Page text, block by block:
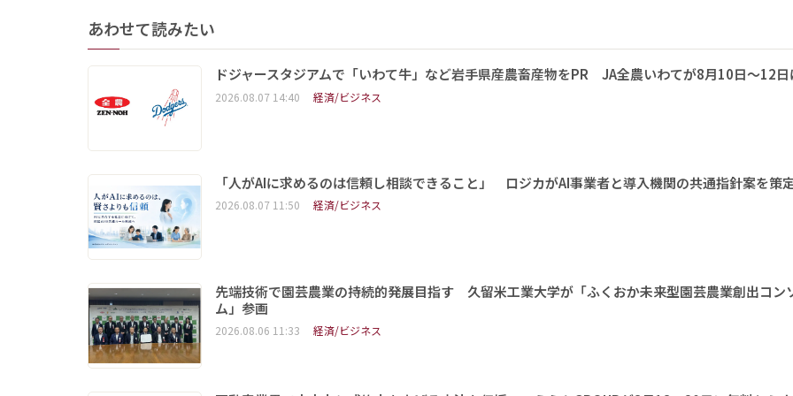
あわせて読みたい
ドジャースタジアムで「いわて牛」など岩手県産農畜産物をPR JA全農いわてが8月10日～12日
2026.08.07 14:40 経済/ビジネス
「人がAIに求めるのは信頼し相談できること」 ロジカがAI事業者と導入機関の共通指針案を策
2026.08.07 11:50 経済/ビジネス
先端技術で園芸農業の持続的発展目指す 久留米工業大学が「ふくおか未来型園芸農業創出コン
ム」参画
2026.08.06 11:33 経済/ビジネス